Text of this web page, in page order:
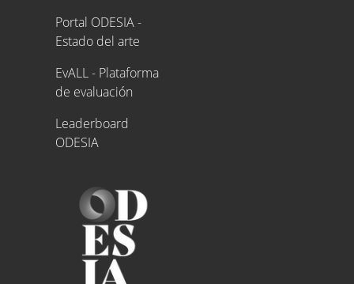
Portal ODESIA -
Estado del arte
EvALL - Plataforma
de evaluación
Leaderboard
ODESIA